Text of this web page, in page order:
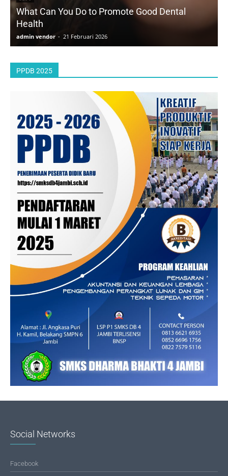
What Can You Do to Promote Good Dental
Health
admin vendor - 21 Februari 2026
PPDB 2025
Social Networks
Facebook